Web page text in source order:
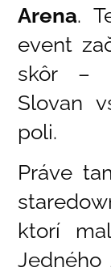
Arena.
event
skôr –
Slovan
poli.
Práve
ktorí